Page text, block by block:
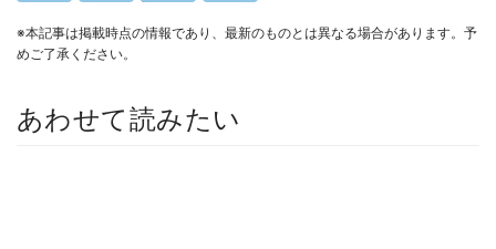
※本記事は掲載時点の情報であり、最新のものとは異なる場合があります。予
めご了承ください。
あわせて読みたい